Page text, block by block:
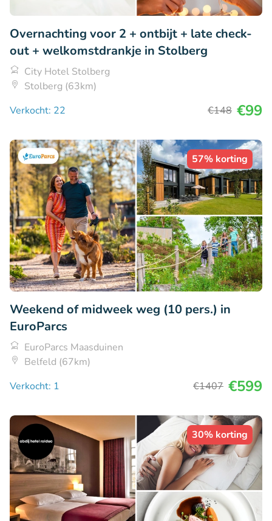
Overnachting voor 2 + ontbijt + late check-
out + welkomstdrankje in Stolberg
City Hotel Stolberg
Stolberg (63km)
Verkocht: 22
€148 €99
57% korting
Weekend of midweek weg (10 pers.) in
EuroParcs
EuroParcs Maasduinen
Belfeld (67km)
Verkocht: 1
€1407 €599
30% korting